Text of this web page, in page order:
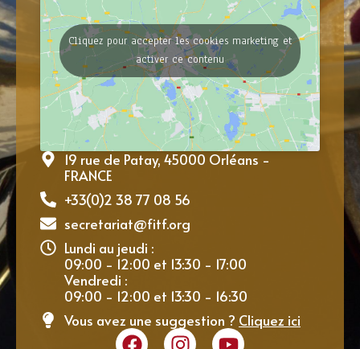
Cliquez pour accepter les cookies marketing et
activer ce contenu
19 rue de Patay, 45000 Orléans -
FRANCE
+33(0)2 38 77 08 56
secretariat@fitf.org
Lundi au jeudi :
09:00 - 12:00 et 13:30 - 17:00
Vendredi :
09:00 - 12:00 et 13:30 - 16:30
Vous avez une suggestion ? Cliquez ici